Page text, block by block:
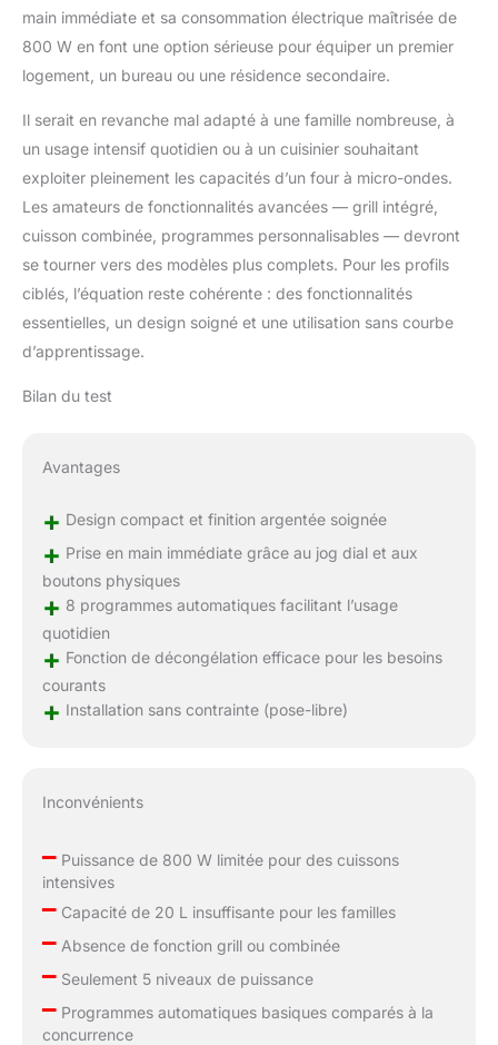
main immédiate et sa consommation électrique maîtrisée de
800 W en font une option sérieuse pour équiper un premier
logement, un bureau ou une résidence secondaire.
Il serait en revanche mal adapté à une famille nombreuse, à
un usage intensif quotidien ou à un cuisinier souhaitant
exploiter pleinement les capacités d’un four à micro-ondes.
Les amateurs de fonctionnalités avancées — grill intégré,
cuisson combinée, programmes personnalisables — devront
se tourner vers des modèles plus complets. Pour les profils
ciblés, l’équation reste cohérente : des fonctionnalités
essentielles, un design soigné et une utilisation sans courbe
d’apprentissage.
Bilan du test
Avantages
+ Design compact et finition argentée soignée
+ Prise en main immédiate grâce au jog dial et aux
boutons physiques
+ 8 programmes automatiques facilitant l’usage
quotidien
+ Fonction de décongélation efficace pour les besoins
courants
+ Installation sans contrainte (pose-libre)
Inconvénients
–Puissance de 800 W limitée pour des cuissons
intensives
–Capacité de 20 L insuffisante pour les familles
–Absence de fonction grill ou combinée
–Seulement 5 niveaux de puissance
–Programmes automatiques basiques comparés à la
concurrence